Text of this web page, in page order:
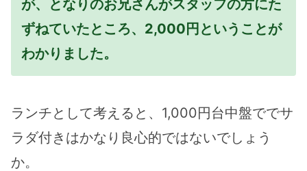
が、となりのお兄さんがスタッフの方にた
ずねていたところ、2,000円ということが
わかりました。
ランチとして考えると、1,000円台中盤ででサ
ラダ付きはかなり良心的ではないでしょう
か。